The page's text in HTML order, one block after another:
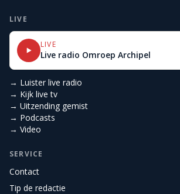
LIVE
LIVE
Live radio Omroep Archipel
→ Luister live radio
→ Kijk live tv
→ Uitzending gemist
→ Podcasts
→ Video
SERVICE
Contact
Tip de redactie